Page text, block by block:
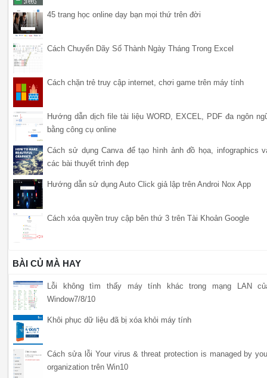
45 trang học online dạy bạn mọi thứ trên đời
Cách Chuyển Dãy Số Thành Ngày Tháng Trong Excel
Cách chặn trẻ truy cập internet, chơi game trên máy tính
Hướng dẫn dịch file tài liệu WORD, EXCEL, PDF đa ngôn
bằng công cụ online
Cách sử dụng Canva để tạo hình ảnh đồ họa, infographics
các bài thuyết trình đẹp
Hướng dẫn sử dụng Auto Click giả lập trên Androi Nox App
Cách xóa quyền truy cập bên thứ 3 trên Tài Khoản Google
BÀI CỦ MÀ HAY
Lỗi không tìm thấy máy tính khác trong mạng LAN
Window7/8/10
Khôi phục dữ liệu đã bị xóa khỏi máy tính
Cách sửa lỗi Your virus & threat protection is managed by
organization trên Win10